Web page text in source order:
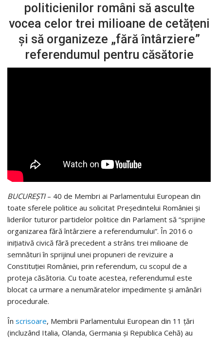
politicienilor români să asculte
vocea celor trei milioane de cetățeni
și să organizeze „fără întârziere”
referendumul pentru căsătorie
BUCUREŞTI– 40 de Membri ai Parlamentului European din
toate sferele politice au solicitat Președintelui României și
liderilor tuturor partidelor politice din Parlament să “sprijine
organizarea fără întârziere a referendumului”. În 2016 o
inițiativă civică fără precedent a strâns trei milioane de
semnături în sprijinul unei propuneri de revizuire a
Constituției României, prin referendum, cu scopul de a
proteja căsătoria. Cu toate acestea, referendumul este
blocat ca urmare a nenumăratelor impedimente și amânări
procedurale.
În scrisoare, Membrii Parlamentului European din 11 țări
(incluzând Italia, Olanda, Germania și Republica Cehă) au